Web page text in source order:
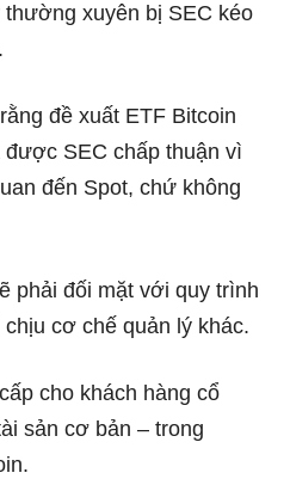
xuyên bị SEC kéo
đề xuất ETF Bitcoin
SEC chấp thuận vì
đến Spot, chứ không
phải đối mặt với quy trình
cơ chế quản lý khác.
cho khách hàng cổ
sản cơ bản – trong